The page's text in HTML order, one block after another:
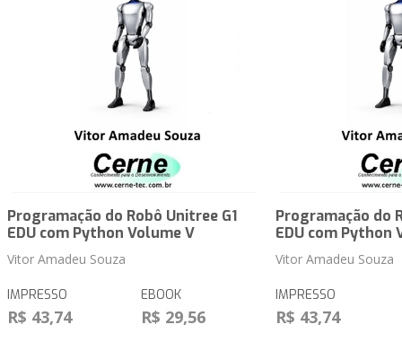
Programação do Robô Unitree G1
EDU com Python Volume V
Vitor Amadeu Souza
IMPRESSO
R$ 43,74
EBOOK
R$ 29,56
Programação do
EDU com Python
Vitor Amadeu Souza
IMPRESSO
R$ 43,74